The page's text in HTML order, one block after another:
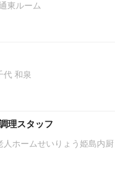
東ルーム
代 和泉
理スタッフ
ホームせいりょう姫島内厨